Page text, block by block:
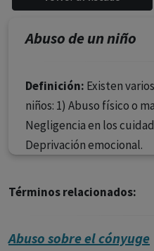
facultados prescribir
caso concreto, el
Abuso de un niño
Definición: Existen
niños: 1) Abuso físico o
Negligencia en los
Deprivación emocional.
Términos relacionados:
Abuso sobre el cónyuge